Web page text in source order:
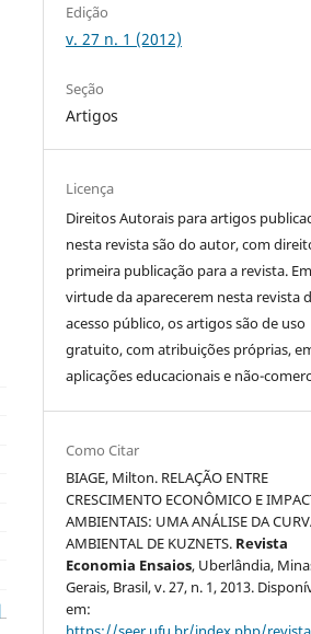
Edição
v. 27 n. 1 (2012)
Seção
Artigos
Licença
Direitos Autorais para artigos
nesta revista são do autor, com
primeira publicação para a revista. Em
virtude da aparecerem nesta revista
acesso público, os artigos são de uso
gratuito, com atribuições próprias,
aplicações educacionais e não-
Como Citar
BIAGE, Milton. RELAÇÃO ENTRE
CRESCIMENTO ECONÔMICO E
AMBIENTAIS: UMA ANÁLISE DA
AMBIENTAL DE KUZNETS. Revista
Economia Ensaios, Uberlândia,
Gerais, Brasil, v. 27, n. 1, 2013.
em: